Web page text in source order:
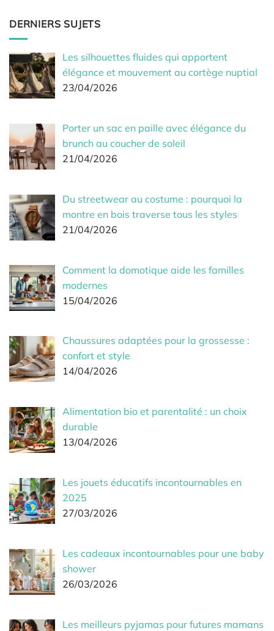
DERNIERS SUJETS
Les silhouettes fluides qui apportent
élégance et mouvement au cortège nuptial
23/04/2026
Porter un sac en paille avec élégance du
brunch au coucher de soleil
21/04/2026
Du streetwear au costume : pourquoi la
montre en bois traverse tous les styles
21/04/2026
Comment la domotique aide les familles
modernes
15/04/2026
Chaussures adaptées pour la grossesse :
confort et style
14/04/2026
Alimentation bio et parentalité : un choix
durable
13/04/2026
Les jouets éducatifs incontournables en
2025
27/03/2026
Les cadeaux incontournables pour une baby
shower
26/03/2026
Les meilleurs pyjamas pour futures mamans